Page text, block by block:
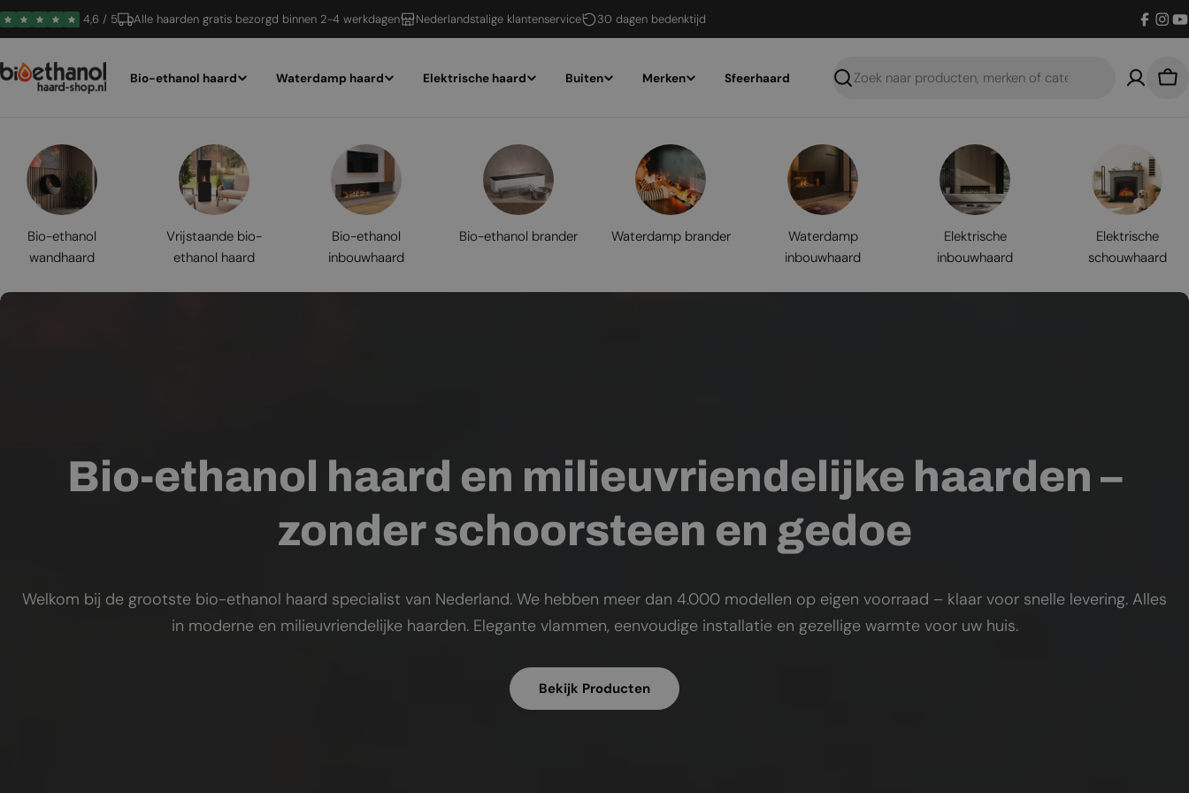
Ga
naar
4,6 / 5 Alle haarden gratis bezorgd binnen 2-4 werkdagen Nederlandstalige klantenservice 30 dagen bedenktijd
Bio-ethanol haard Waterdamp haard Elektrische haard Buiten Merken Sfeerhaard
Zoeken
Bio-ethanol
wandhaard
Vrijstaande bio-
ethanol haard
Bio-ethanol
inbouwhaard
Bio-ethanol brander Waterdamp brander
Waterdamp
inbouwhaard
Elektrische
inbouwhaard
Elektrische
schouwhaard
Bio-ethanol haard en milieuvriendelijke haarden –
zonder schoorsteen en gedoe
Welkom bij de grootste bio-ethanol haard specialist van Nederland. We hebben meer dan 4.000 modellen op eigen voorraad – klaar voor snelle levering. Alles
in moderne en milieuvriendelijke haarden. Elegante vlammen, eenvoudige installatie en gezellige warmte voor uw huis.
Bekijk Producten